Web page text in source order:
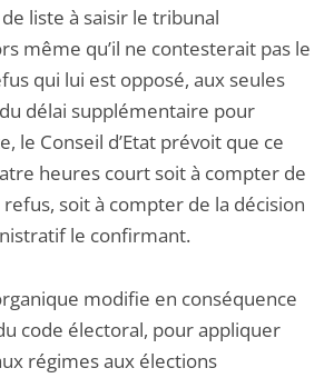
liste à saisir le tribunal
même qu’il ne contesterait pas le
qui lui est opposé, aux seules
délai supplémentaire pour
le Conseil d’Etat prévoit que ce
heures court soit à compter de
soit à compter de la décision
le confirmant.
modifie en conséquence
code électoral, pour appliquer
régimes aux élections